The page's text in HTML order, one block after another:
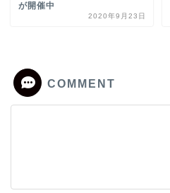
が開催中
2020年9月23日
COMMENT